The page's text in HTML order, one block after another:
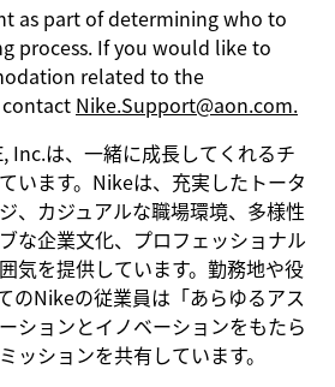
as part of determining who to
process. If you would like to
related to the
contact Nike.Support@aon.com.
Inc.は、一緒に成長してくれるチ
います。Nikeは、充実したトータ
、カジュアルな職場環境、多様性
な企業文化、プロフェッショナル
気を提供しています。勤務地や役
のNikeの従業員は「あらゆるアス
ションとイノベーションをもたら
ッションを共有しています。